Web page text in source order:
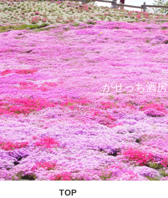
がせっち酒房
TOP